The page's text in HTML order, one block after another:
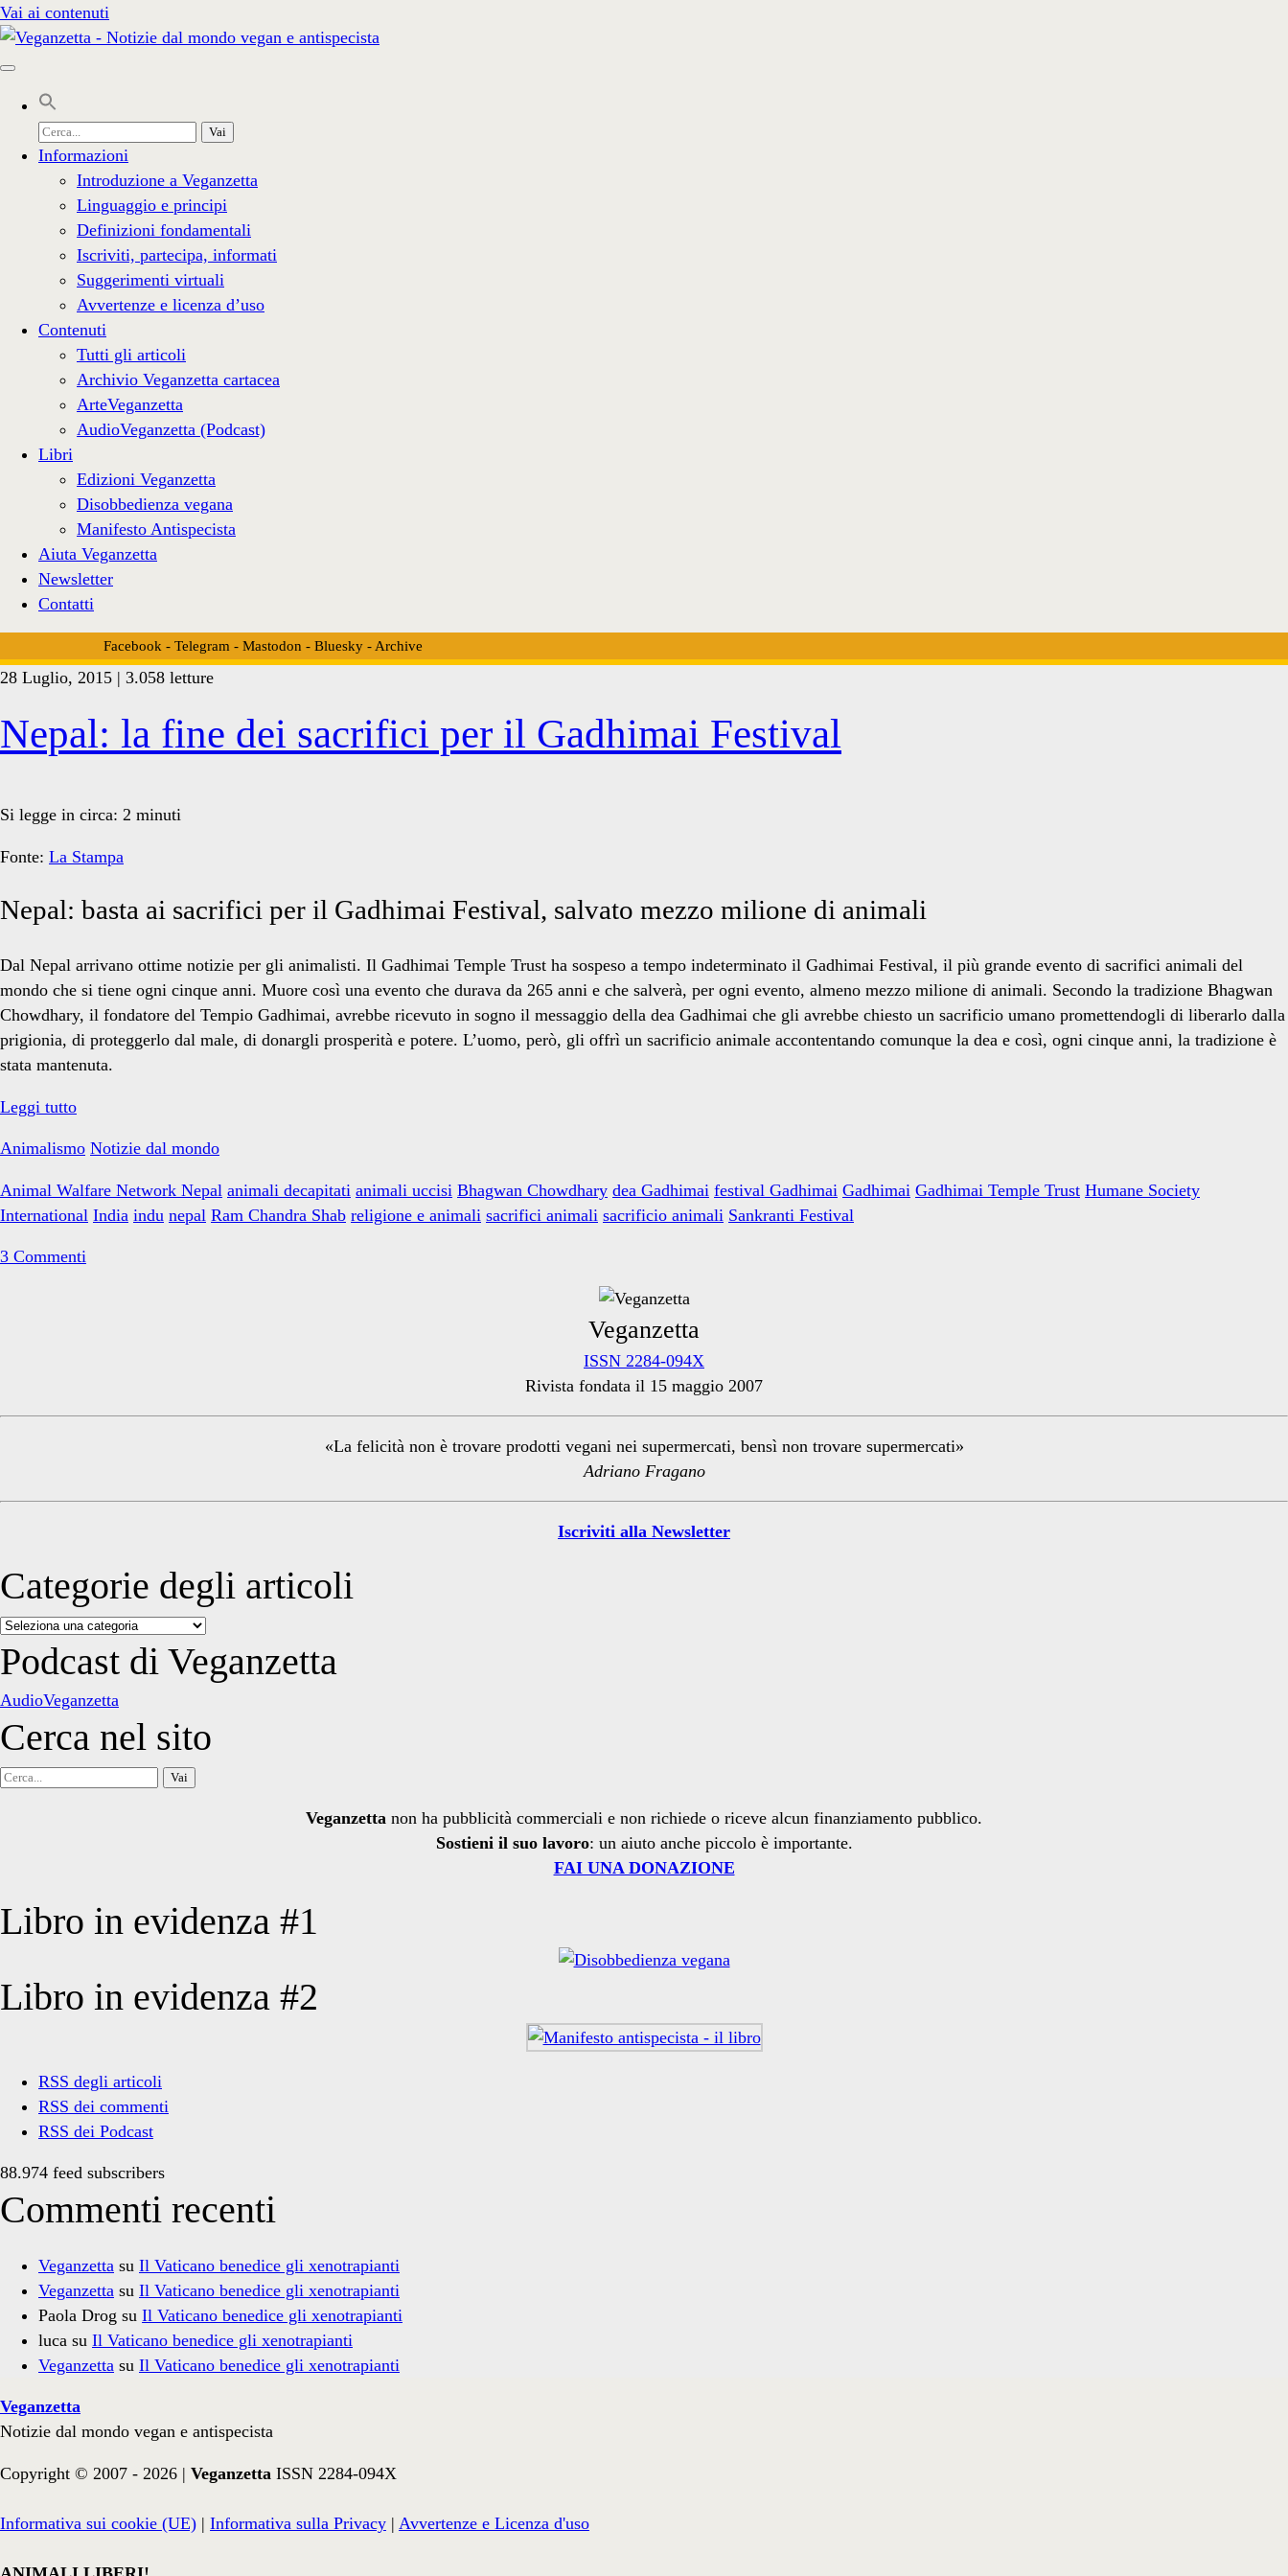
Vai ai contenuti
Cerca
per:
Informazioni
Introduzione a Veganzetta
Linguaggio e principi
Definizioni fondamentali
Iscriviti, partecipa, informati
Suggerimenti virtuali
Avvertenze e licenza d’uso
Contenuti
Tutti gli articoli
Archivio Veganzetta cartacea
ArteVeganzetta
AudioVeganzetta (Podcast)
Libri
Edizioni Veganzetta
Disobbedienza vegana
Manifesto Antispecista
Aiuta Veganzetta
Newsletter
Contatti
Facebook - Telegram - Mastodon - Bluesky- Archive
Trust</span>
28 Luglio, 2015 | 3.058 letture
Nepal: la fine dei sacrifici per il Gadhimai Festival
Si legge in circa: 2 minuti
Fonte: La Stampa
Nepal: basta ai sacrifici per il Gadhimai Festival, salvato mezzo milione di animali
Dal Nepal arrivano ottime notizie per gli animalisti. Il Gadhimai Temple Trust ha sospeso a tempo indeterminato il Gadhimai Festival, il più grande evento di sacrifici animali del
mondo che si tiene ogni cinque anni. Muore così una evento che durava da 265 anni e che salverà, per ogni evento, almeno mezzo milione di animali. Secondo la tradizione Bhagwan
Chowdhary, il fondatore del Tempio Gadhimai, avrebbe ricevuto in sogno il messaggio della dea Gadhimai che gli avrebbe chiesto un sacrificio umano promettendogli di liberarlo dalla
prigionia, di proteggerlo dal male, di donargli prosperità e potere. L’uomo, però, gli offrì un sacrificio animale accontentando comunque la dea e così, ogni cinque anni, la tradizione è
stata mantenuta.
Leggi tuttoNepal:
fine
dei
sacrifici
il
Animalismo Notizie dal mondo
Animal Walfare Network Nepal animali decapitati animali uccisi Bhagwan Chowdhary dea Gadhimai festival Gadhimai Gadhimai Gadhimai Temple Trust Humane Society
International India indu nepal Ram Chandra Shab religione e animali sacrifici animali sacrificio animali Sankranti Festival
3 Commenti
Sidebar
Veganzetta
ISSN 2284-094X
Rivista fondata il 15 maggio 2007
«La felicità non è trovare prodotti vegani nei supermercati, bensì non trovare supermercati»
Adriano Fragano
Iscriviti alla Newsletter
Categorie degli articoli
Categorie
degli
articoli
Podcast di Veganzetta
AudioVeganzetta
Cerca nel sito
Cerca
Veganzetta non ha pubblicità commerciali e non richiede o riceve alcun finanziamento pubblico.
Sostieni il suo lavoro: un aiuto anche piccolo è importante.
FAI UNA DONAZIONE
Libro in evidenza #1
Libro in evidenza #2
RSS degli articoli
RSS dei commenti
RSS dei Podcast
88.974 feed subscribers
Commenti recenti
Veganzetta su Il Vaticano benedice gli xenotrapianti
Veganzetta su Il Vaticano benedice gli xenotrapianti
Paola Drog su Il Vaticano benedice gli xenotrapianti
luca su Il Vaticano benedice gli xenotrapianti
Veganzetta su Il Vaticano benedice gli xenotrapianti
Veganzetta
Notizie dal mondo vegan e antispecista
Copyright © 2007 - 2026 | Veganzetta ISSN 2284-094X
Informativa sui cookie (UE) | Informativa sulla Privacy | Avvertenze e Licenza d'uso